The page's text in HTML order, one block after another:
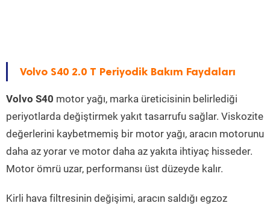
Volvo S40 2.0 T Periyodik Bakım Faydaları
Volvo S40 motor yağı, marka üreticisinin belirlediği
periyotlarda değiştirmek yakıt tasarrufu sağlar. Viskozite
değerlerini kaybetmemiş bir motor yağı, aracın motorunu
daha az yorar ve motor daha az yakıta ihtiyaç hisseder.
Motor ömrü uzar, performansı üst düzeyde kalır.
Kirli hava filtresinin değişimi, aracın saldığı egzoz